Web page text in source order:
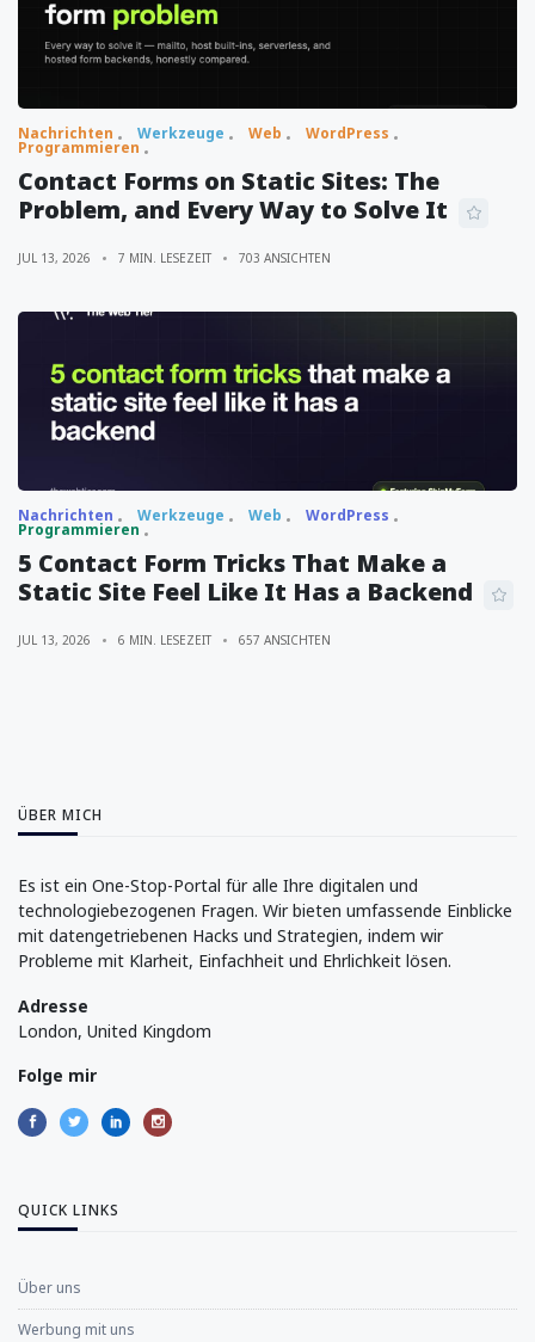
Nachrichten Werkzeuge Web WordPress
Programmieren
Contact Forms on Static Sites: The
Problem, and Every Way to Solve It
JUL 13, 2026 7 MIN. LESEZEIT 703 ANSICHTEN
Nachrichten Werkzeuge Web WordPress
Programmieren
5 Contact Form Tricks That Make a
Static Site Feel Like It Has a Backend
JUL 13, 2026 6 MIN. LESEZEIT 657 ANSICHTEN
ÜBER MICH
Es ist ein One-Stop-Portal für alle Ihre digitalen und
technologiebezogenen Fragen. Wir bieten umfassende Einblicke
mit datengetriebenen Hacks und Strategien, indem wir
Probleme mit Klarheit, Einfachheit und Ehrlichkeit lösen.
Adresse
London, United Kingdom
Folge mir
QUICK LINKS
Über uns
Werbung mit uns